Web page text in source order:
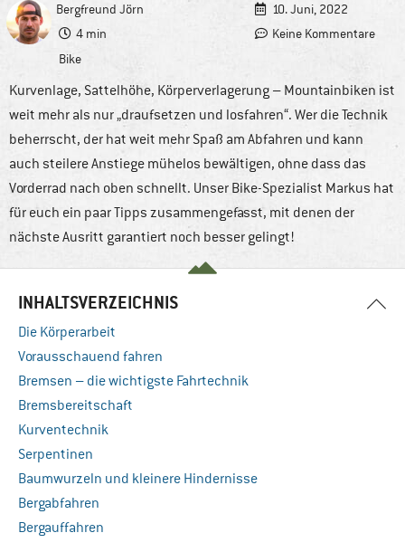
Bergfreund Jörn
10. Juni, 2022
4 min
Keine Kommentare
Bike
Kurvenlage, Sattelhöhe, Körperverlagerung – Mountainbiken ist
weit mehr als nur „draufsetzen und losfahren“. Wer die Technik
beherrscht, der hat weit mehr Spaß am Abfahren und kann
auch steilere Anstiege mühelos bewältigen, ohne dass das
Vorderrad nach oben schnellt. Unser Bike-Spezialist Markus hat
für euch ein paar Tipps zusammengefasst, mit denen der
nächste Ausritt garantiert noch besser gelingt!
INHALTSVERZEICHNIS
Die Körperarbeit
Vorausschauend fahren
Bremsen – die wichtigste Fahrtechnik
Bremsbereitschaft
Kurventechnik
Serpentinen
Baumwurzeln und kleinere Hindernisse
Bergabfahren
Bergauffahren